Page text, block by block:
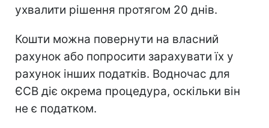
ухвалити рішення протягом 20 днів.
Кошти можна повернути на власний
рахунок або попросити зарахувати їх у
рахунок інших податків. Водночас для
ЄСВ діє окрема процедура, оскільки він
не є податком.